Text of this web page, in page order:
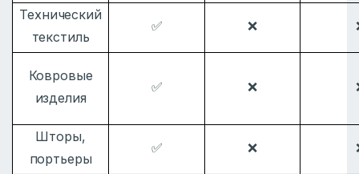
Технический
текстиль
✅ ❌
Ковровые
изделия
✅ ❌
Шторы,
портьеры
✅ ❌